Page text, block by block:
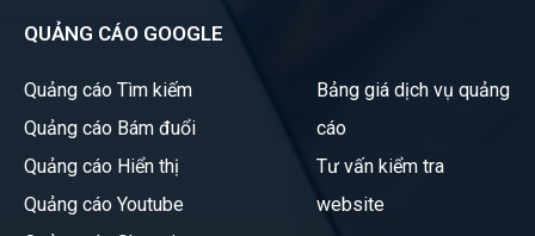
QUẢNG CÁO GOOGLE
Quảng cáo Tìm kiếm
Quảng cáo Bám đuổi
Quảng cáo Hiển thị
Quảng cáo Youtube
Bảng giá dịch vụ quảng
cáo
Tư vấn kiểm tra
website